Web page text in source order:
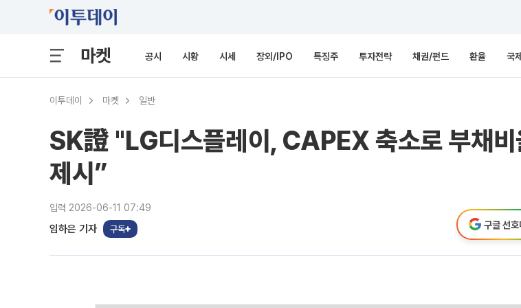
마켓 공시 시황 시세 장외/IPO 특징주 투자전략 채권/펀드 환율 국
이투데이 마켓 일반
SK證 "LG디스플레이, CAPEX 축소로 부
제시”
입력 2026-06-11 07:49
임하은 기자 구독 구글 선